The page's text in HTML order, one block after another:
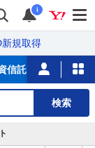
i
新規取得
信託 ニュース
検索